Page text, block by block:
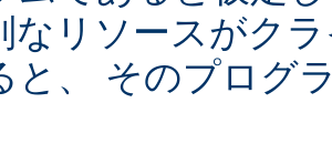
なリソースがク
と、 そのプログ